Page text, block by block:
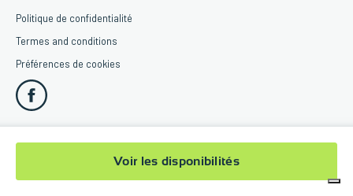
Voir les disponibilités
Politique de confidentialité
Termes and conditions
Préférences de cookies
290 Taille du Grand Mas, Morzine, 74110. France